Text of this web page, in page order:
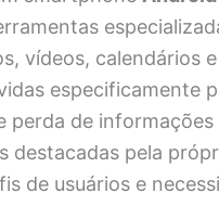
vídeos, calendários
especificamente
perda de
destacadas pela
de usuários e